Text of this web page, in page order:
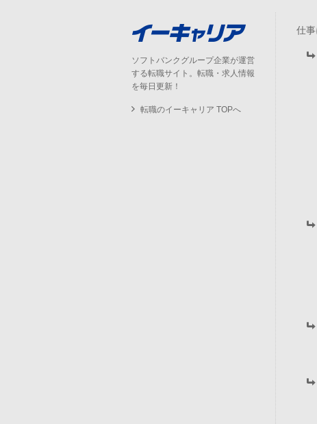
ソフトバンクグループ企業が運営
する転職サイト。転職・求人情報
を毎日更新！
転職のイーキャリア TOPへ
仕事